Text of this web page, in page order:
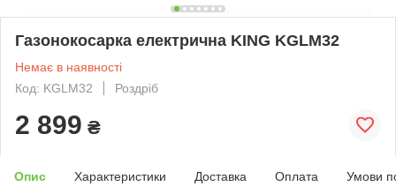
Газонокосарка електрична KING KGLM32
Немає в наявності
Код: KGLM32
Роздріб
2 899 ₴
Опис Характеристики Доставка Оплата Умови